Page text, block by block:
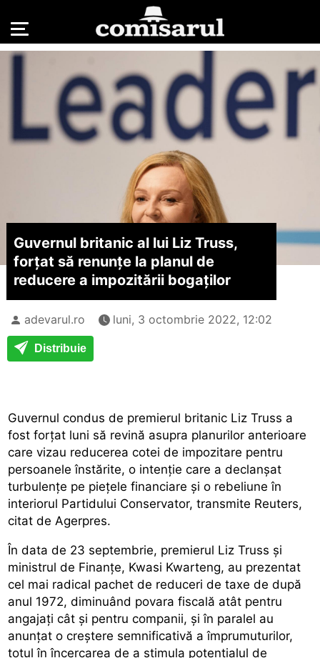
Guvernul britanic al lui Liz Truss,
forțat să renunțe la planul de
reducere a impozitării bogaților
adevarul.ro luni, 3 octombrie 2022, 12:02
Distribuie
Guvernul condus de premierul britanic Liz Truss a
fost forţat luni să revină asupra planurilor anterioare
care vizau reducerea cotei de impozitare pentru
persoanele înstărite, o intenţie care a declanşat
turbulenţe pe pieţele financiare şi o rebeliune în
interiorul Partidului Conservator, transmite Reuters,
citat de Agerpres.
În data de 23 septembrie, premierul Liz Truss şi
ministrul de Finanţe, Kwasi Kwarteng, au prezentat
cel mai radical pachet de reduceri de taxe de după
anul 1972, diminuând povara fiscală atât pentru
angajaţi cât şi pentru companii, şi în paralel au
anunţat o creştere semnificativă a împrumuturilor,
totul în încercarea de a stimula potenţialul de